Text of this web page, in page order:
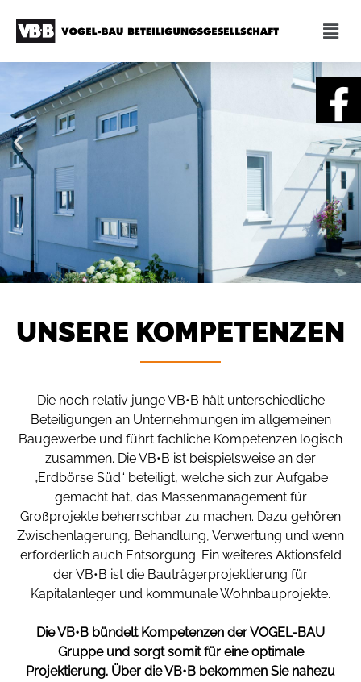
UNSERE KOMPETENZEN
Die noch relativ junge VB•B hält unterschiedliche
Beteiligungen an Unternehmungen im allgemeinen
Baugewerbe und führt fachliche Kompetenzen logisch
zusammen. Die VB•B ist beispielsweise an der
„Erdbörse Süd“ beteiligt, welche sich zur Aufgabe
gemacht hat, das Massenmanagement für
Großprojekte beherrschbar zu machen. Dazu gehören
Zwischenlagerung, Behandlung, Verwertung und wenn
erforderlich auch Entsorgung. Ein weiteres Aktionsfeld
der VB•B ist die Bauträgerprojektierung für
Kapitalanleger und kommunale Wohnbauprojekte.
Die VB•B bündelt Kompetenzen derVOGEL-BAU
Gruppe und sorgt somitfür eine optimale
Projektierung. Über die VB•B bekommen Sie nahezu